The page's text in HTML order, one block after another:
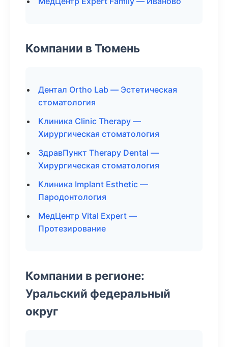
Компании в Тюмень
Дентал Ortho Lab — Эстетическая
стоматология
Клиника Clinic Therapy —
Хирургическая стоматология
ЗдравПункт Therapy Dental —
Хирургическая стоматология
Клиника Implant Esthetic —
Пародонтология
МедЦентр Vital Expert —
Протезирование
Компании в регионе:
Уральский федеральный
округ